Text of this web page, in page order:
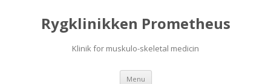
Rygklinikken Prometheus
Klinik for muskulo-skeletal medicin
Menu Hop